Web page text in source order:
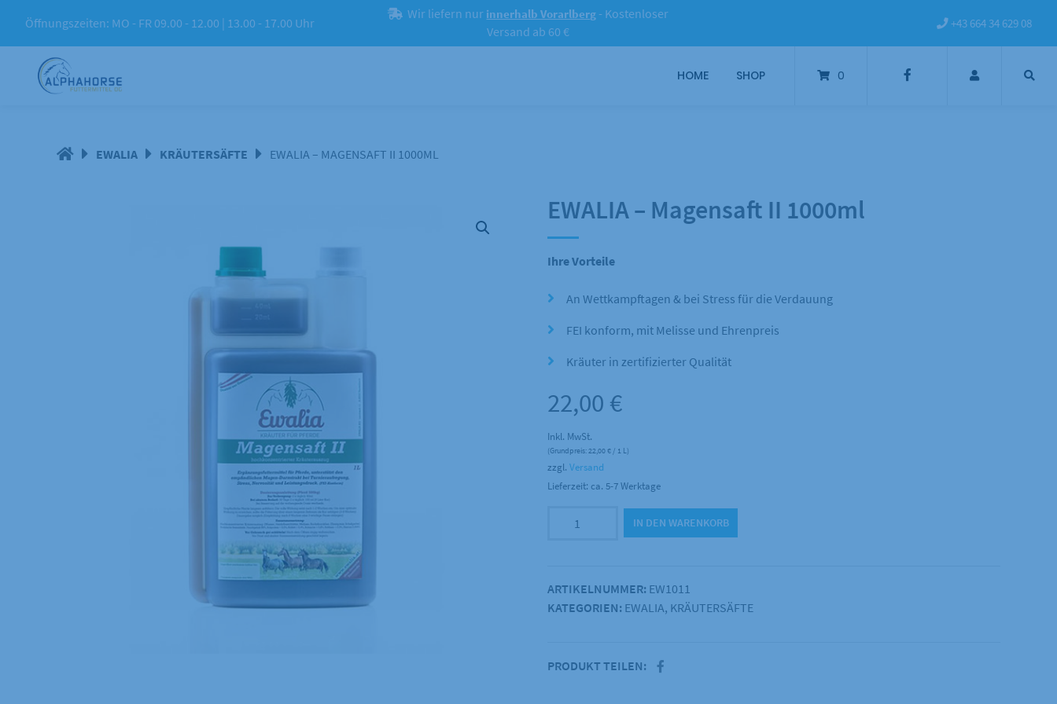
Inhalt
Öffnungszeiten: MO - FR 09.00 - 12.00 | 13.00 - 17.00 Uhr
Wir liefern nur innerhalb Vorarlberg - Kostenloser
Versand ab 60 €
+43 664 34 629 08
HOME SHOP 0
EWALIA KRÄUTERSÄFTE EWALIA – MAGENSAFT II 1000ML
EWALIA – Magensaft II 1000ml
Ihre Vorteile
An Wettkampftagen & bei Stress für die Verdauung
FEI konform, mit Melisse und Ehrenpreis
Kräuter in zertifizierter Qualität
22,00 €
Inkl. MwSt.
(Grundpreis:22,00 € / 1 L)
zzgl. Versand
Lieferzeit: ca. 5-7 Werktage
1000ml
Menge
IN DEN WARENKORB
ARTIKELNUMMER: EW1011
KATEGORIEN: EWALIA, KRÄUTERSÄFTE
PRODUKT TEILEN: